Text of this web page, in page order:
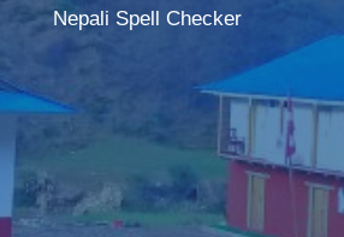
Nepali Spell Checker